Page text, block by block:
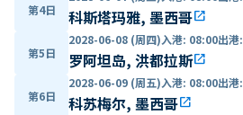
第4日 科斯塔玛雅, 墨西哥open_in_new
第5日
2028-06-08 (周四)入港: 08:00出港:
罗阿坦岛, 洪都拉斯open_in_new
第6日
2028-06-09 (周五)入港: 08:00出港:
科苏梅尔, 墨西哥open_in_new